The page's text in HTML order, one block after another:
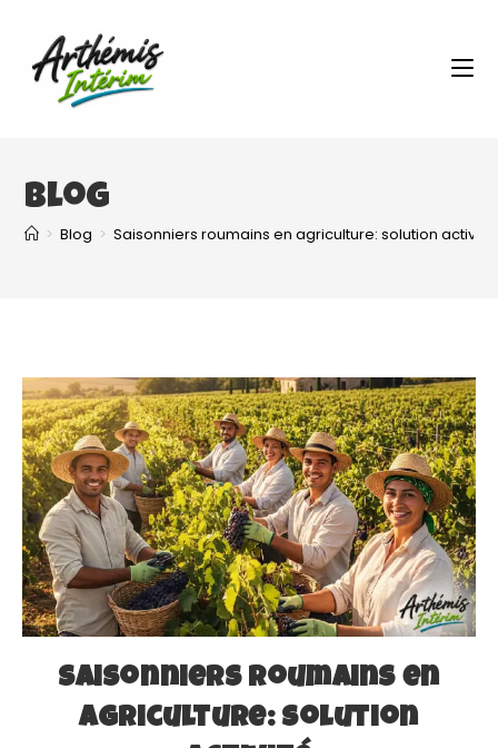
Blog
> Blog > Saisonniers roumains en agriculture: solution activité
Saisonniers roumains en
agriculture: solution